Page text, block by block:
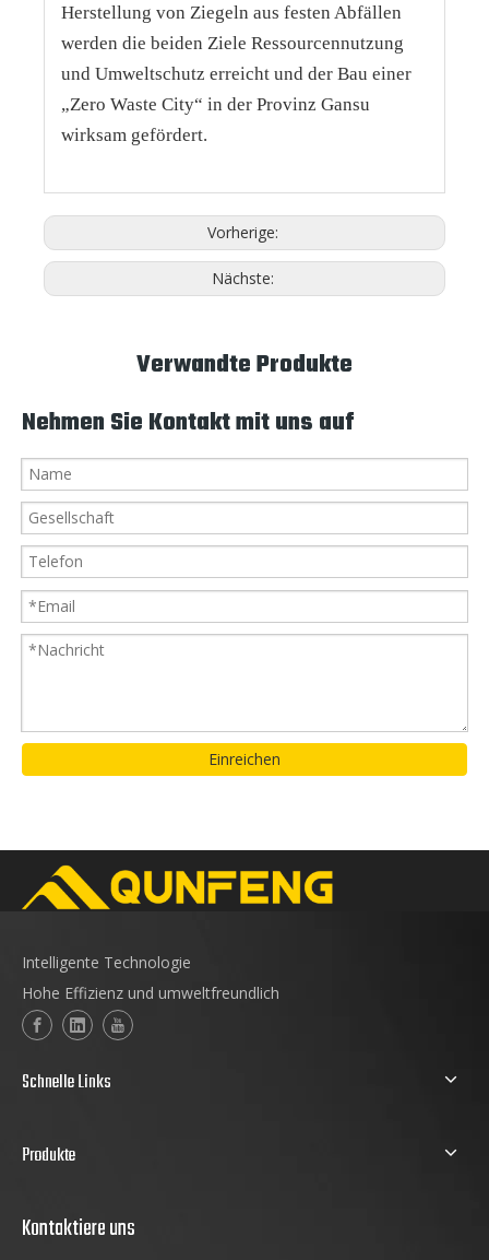
Herstellung von Ziegeln aus festen Abfällen
werden die beiden Ziele Ressourcennutzung
und Umweltschutz erreicht und der Bau einer
„Zero Waste City“ in der Provinz Gansu
wirksam gefördert.
Vorherige:
Nächste:
Verwandte Produkte
Nehmen Sie Kontakt mit uns auf
Einreichen
Intelligente Technologie
Hohe Effizienz und umweltfreundlich
Schnelle Links
Produkte
Kontaktiere uns